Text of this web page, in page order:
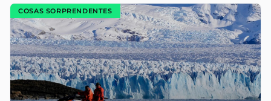
COSAS SORPRENDENTES